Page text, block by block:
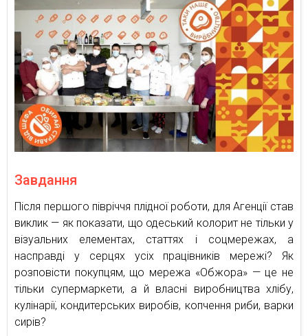
Завдання
Після першого півріччя плідної роботи, для Агенції став
виклик — як показати, що одеський колорит не тільки у
візуальних елементах, статтях і соцмережах, а
насправді у серцях усіх працівників мережі? Як
розповісти покупцям, що мережа «Обжора» — це не
тільки супермаркети, а й власні виробництва хлібу,
кулінарії, кондитерських виробів, копчення риби, варки
сирів?